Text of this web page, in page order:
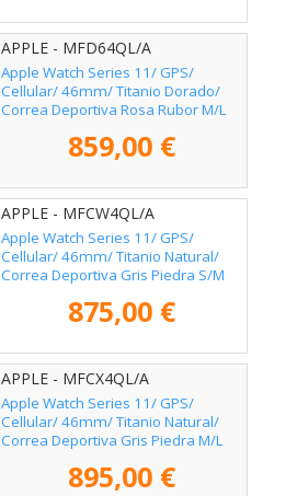
APPLE - MFD64QL/A
Apple Watch Series 11/ GPS/
Cellular/ 46mm/ Titanio Dorado/
Correa Deportiva Rosa Rubor M/L
859,00 €
APPLE - MFCW4QL/A
Apple Watch Series 11/ GPS/
Cellular/ 46mm/ Titanio Natural/
Correa Deportiva Gris Piedra S/M
875,00 €
APPLE - MFCX4QL/A
Apple Watch Series 11/ GPS/
Cellular/ 46mm/ Titanio Natural/
Correa Deportiva Gris Piedra M/L
895,00 €